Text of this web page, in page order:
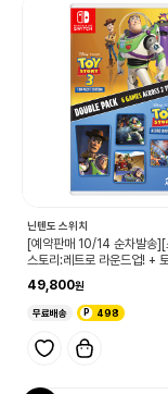
닌텐도 스위치
[예약판매 10/14 순차발송][
스토리:레트로 라운드업! +
p! + Toy Story 3
Double Pack)
49,800
무료배송 498